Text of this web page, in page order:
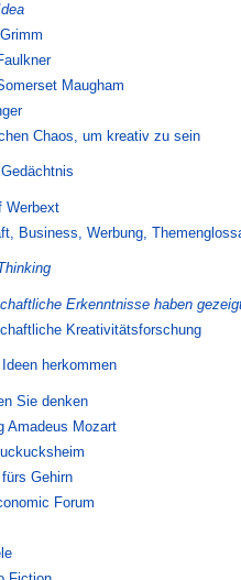
Maugham
Chaos, um kreativ zu sein
Werbext
Business, Werbung,
Erkenntnisse haben
Kreativitätsforschung
herkommen
Sie denken
Amadeus Mozart
Gehirn
Forum